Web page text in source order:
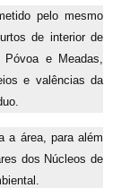
pelo mesmo
de interior de
e Meadas,
e valências da
a área, para além
dos Núcleos de